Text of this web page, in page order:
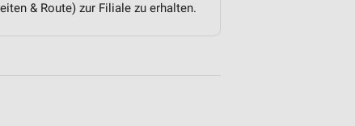
& Route) zur Filiale zu erhalten.